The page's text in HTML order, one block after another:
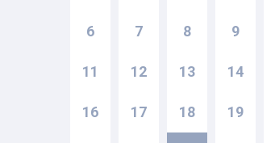
6 7 8 9
11 12 13 14
16 17 18 19